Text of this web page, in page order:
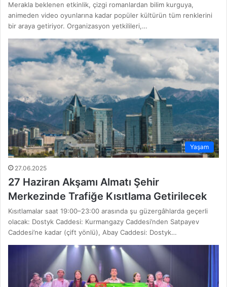
Merakla beklenen etkinlik, çizgi romanlardan bilim kurguya,
animeden video oyunlarına kadar popüler kültürün tüm renklerini
bir araya getiriyor. Organizasyon yetkilileri,…
Yaşam
27.06.2025
27 Haziran Akşamı Almatı Şehir
Merkezinde Trafiğe Kısıtlama Getirilecek
Kısıtlamalar saat 19:00–23:00 arasında şu güzergâhlarda geçerli
olacak: Dostyk Caddesi: Kurmangazy Caddesi’nden Satpayev
Caddesi’ne kadar (çift yönlü), Abay Caddesi: Dostyk…